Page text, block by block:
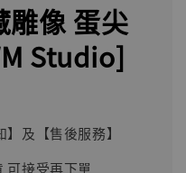
雕像 蛋尖
Studio]
及【售後服務】
可接受再下單